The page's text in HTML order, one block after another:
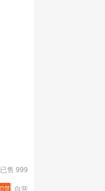
已售 999
自营